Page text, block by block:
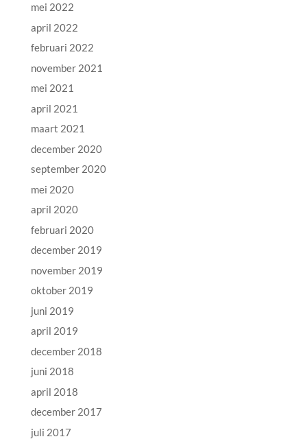
mei 2022
april 2022
februari 2022
november 2021
mei 2021
april 2021
maart 2021
december 2020
september 2020
mei 2020
april 2020
februari 2020
december 2019
november 2019
oktober 2019
juni 2019
april 2019
december 2018
juni 2018
april 2018
december 2017
juli 2017